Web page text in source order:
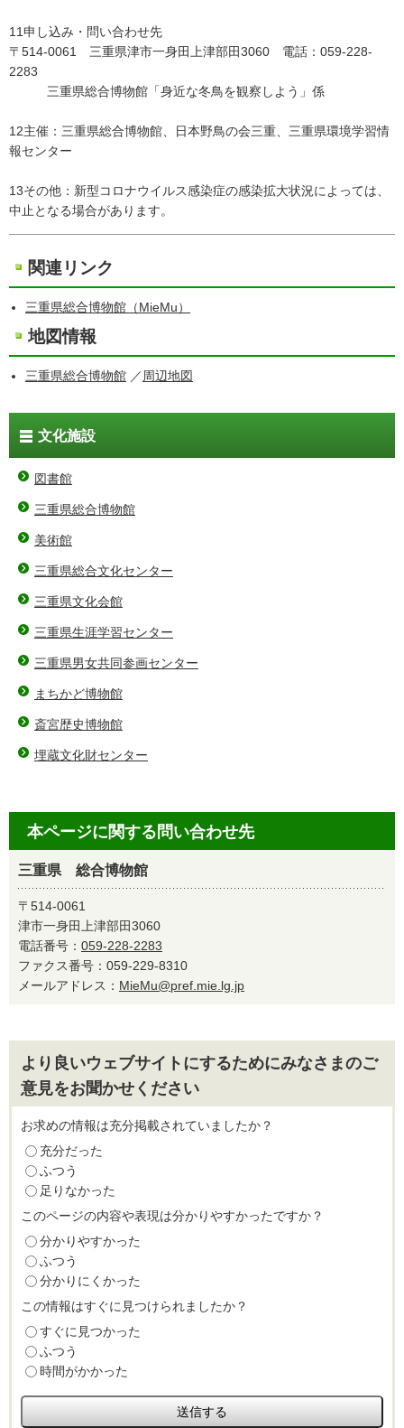
11申し込み・問い合わせ先
〒514-0061 三重県津市一身田上津部田3060 電話：059-228-
2283
三重県総合博物館「身近な冬鳥を観察しよう」係
12主催：三重県総合博物館、日本野鳥の会三重、三重県環境学習情
報センター
13その他：新型コロナウイルス感染症の感染拡大状況によっては、
中止となる場合があります。
関連リンク
三重県総合博物館（MieMu）
地図情報
三重県総合博物館 ／ 周辺地図
文化施設
図書館
三重県総合博物館
美術館
三重県総合文化センター
三重県文化会館
三重県生涯学習センター
三重県男女共同参画センター
まちかど博物館
斎宮歴史博物館
埋蔵文化財センター
本ページに関する問い合わせ先
三重県 総合博物館
〒514-0061
津市一身田上津部田3060
電話番号： 059-228-2283
ファクス番号：059-229-8310
メールアドレス： MieMu@pref.mie.lg.jp
より良いウェブサイトにするためにみなさまのご
意見をお聞かせください
お求めの情報は充分掲載されていましたか？
充分だった
ふつう
足りなかった
このページの内容や表現は分かりやすかったですか？
分かりやすかった
ふつう
分かりにくかった
この情報はすぐに見つけられましたか？
すぐに見つかった
ふつう
時間がかかった